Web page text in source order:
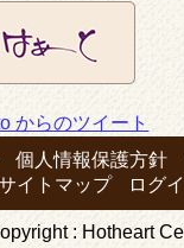
からのツイート
個人情報保護方針
イトマップ
ログ
: Hotheart